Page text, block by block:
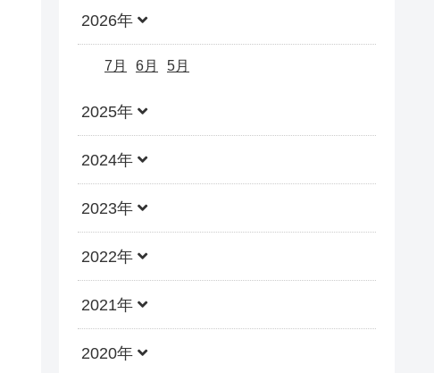
2026年
7月 6月 5月
2025年
2024年
2023年
2022年
2021年
2020年